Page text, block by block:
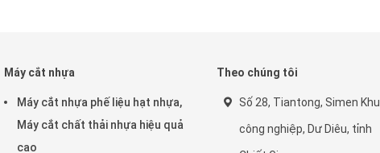
Máy cắt nhựa
Máy cắt nhựa phế liệu hạt nhựa,
Máy cắt chất thải nhựa hiệu quả
cao
Theo chúng tôi
Số 28, Tiantong, Simen Khu
công nghiệp, Dư Diêu, tỉnh